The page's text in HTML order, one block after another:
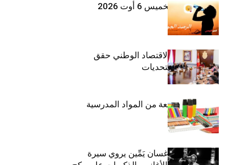
طقس اليوم الخميس 6 أوت 2026
وزيرة المالية: الاقتصاد الوطني حقق
مكاسب رغم التحديات
الفنان اللبناني غسان يَمِّين يروي سيرة